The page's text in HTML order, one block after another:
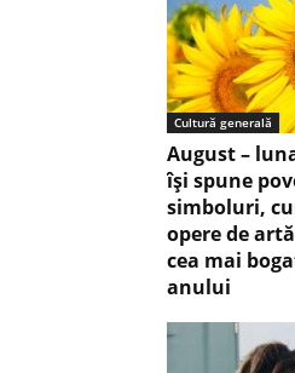
Cultură generală
August –
își spune
simboluri,
opere de
cea mai
anului